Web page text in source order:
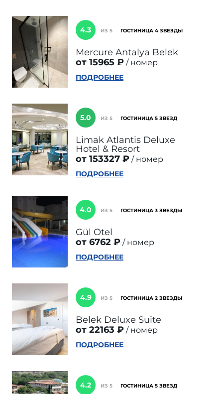
4.3 ИЗ 5 ГОСТИНИЦА 4 ЗВЕЗДЫ
Mercure Antalya Belek
от 15965 ₽
номер
ПОДРОБНЕЕ
5.0 ИЗ 5 ГОСТИНИЦА 5 ЗВЕЗД
Limak Atlantis Deluxe
Hotel & Resort
от 153327 ₽
номер
ПОДРОБНЕЕ
4.0 ИЗ 5 ГОСТИНИЦА 3 ЗВЕЗДЫ
Gül Otel
от 6762 ₽
номер
ПОДРОБНЕЕ
4.9 ИЗ 5 ГОСТИНИЦА 2 ЗВЕЗДЫ
Belek Deluxe Suite
от 22163 ₽
номер
ПОДРОБНЕЕ
4.2 ИЗ 5 ГОСТИНИЦА 5 ЗВЕЗД